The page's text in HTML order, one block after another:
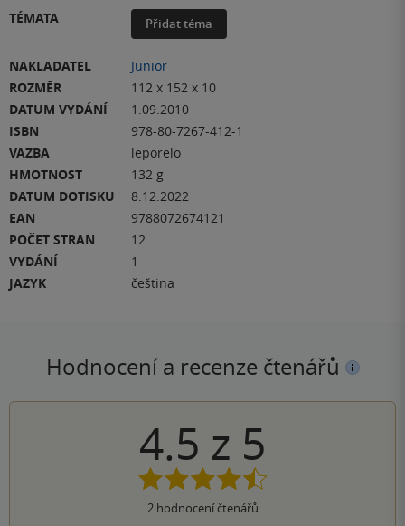
TÉMATA
Přidat téma
NAKLADATEL
Junior
ROZMĚR
112 x 152 x 10
DATUM VYDÁNÍ
1.09.2010
ISBN
978-80-7267-412-1
VAZBA
leporelo
HMOTNOST
132 g
DATUM DOTISKU
8.12.2022
EAN
9788072674121
POČET STRAN
12
VYDÁNÍ
1
JAZYK
čeština
Hodnocení a recenze čtenářů
4.5 z 5
2hodnocení čtenářů